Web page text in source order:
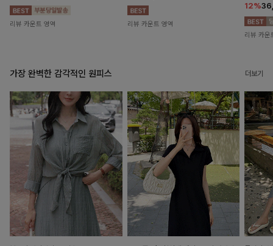
리뷰 카운트 영역 리뷰 카운트 영역
12%
리뷰 카운
가장 완벽한 감각적인 원피스 더보기